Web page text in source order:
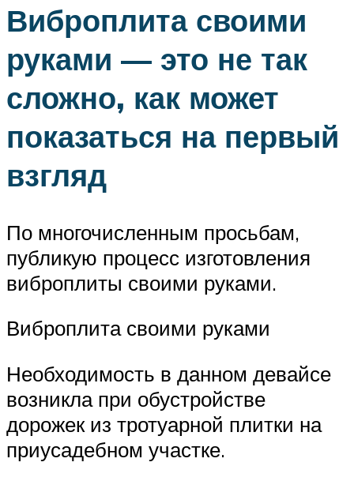
Виброплита своими
руками — это не так
сложно, как может
показаться на первый
взгляд
По многочисленным просьбам,
публикую процесс изготовления
виброплиты своими руками.
Виброплита своими руками
Необходимость в данном девайсе
возникла при обустройстве
дорожек из тротуарной плитки на
приусадебном участке.